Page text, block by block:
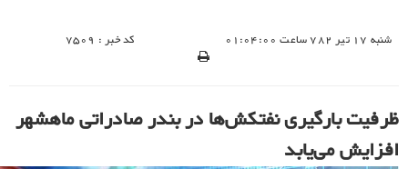
شنبه 17 تیر 782 ساعت 01:04:00 کد خبر : 7509
ظرفیت بارگیری نفتکش‌ها در بندر صادراتی ماهشهر
افزایش می‌یابد